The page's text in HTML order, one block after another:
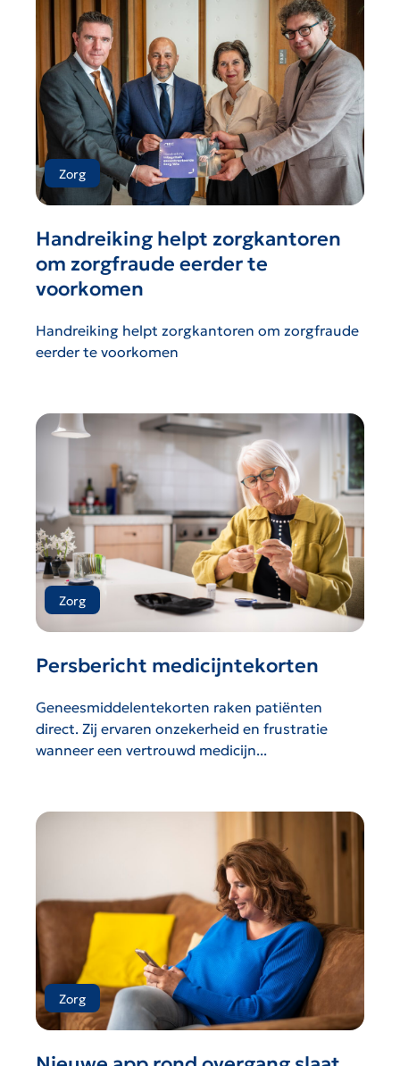
Zorg
Handreiking helpt zorgkantoren
om zorgfraude eerder te
voorkomen
Handreiking helpt zorgkantoren om zorgfraude
eerder te voorkomen
Zorg
Persbericht medicijntekorten
Geneesmiddelentekorten raken patiënten
direct. Zij ervaren onzekerheid en frustratie
wanneer een vertrouwd medicijn...
Zorg